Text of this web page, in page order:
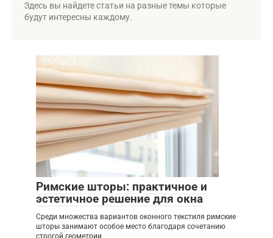
Здесь вы найдете статьи на разные темы которые
будут интересны каждому.
Римские шторы: практичное и
эстетичное решение для окна
Среди множества вариантов оконного текстиля римские
шторы занимают особое место благодаря сочетанию
строгой геометрии